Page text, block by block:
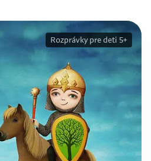
Rozprávky pre deti 5+